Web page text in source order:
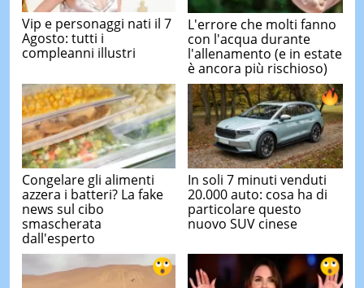
Vip e personaggi nati il 7
Agosto: tutti i
compleanni illustri
L'errore che molti fanno
con l'acqua durante
l'allenamento (e in estate
è ancora più rischioso)
Congelare gli alimenti
azzera i batteri? La fake
news sul cibo
smascherata
dall'esperto
In soli 7 minuti venduti
20.000 auto: cosa ha di
particolare questo
nuovo SUV cinese